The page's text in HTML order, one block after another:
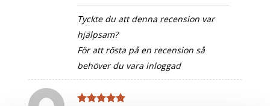
Tyckte du att denna recension var
hjälpsam?
För att rösta på en recension så
behöver du vara inloggad